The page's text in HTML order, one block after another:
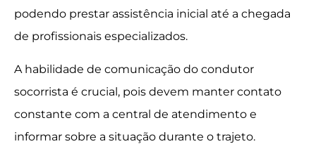
podendo prestar assistência inicial até a chegada
de profissionais especializados.
A habilidade de comunicação do condutor
socorrista é crucial, pois devem manter contato
constante com a central de atendimento e
informar sobre a situação durante o trajeto.